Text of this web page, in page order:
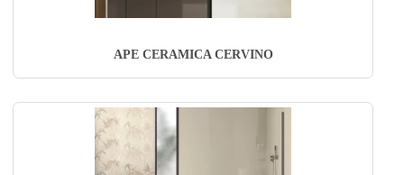
APE CERAMICA CERVINO